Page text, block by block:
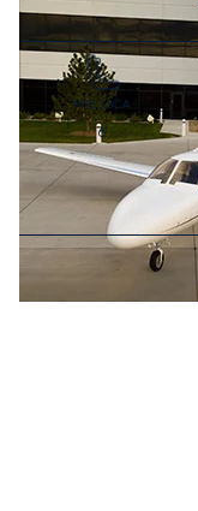
MIEJSCA
6